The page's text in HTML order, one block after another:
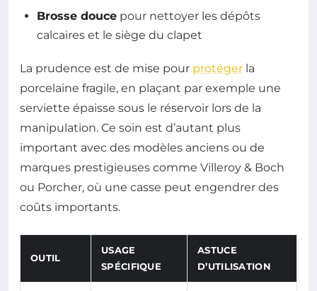
Brosse douce pour nettoyer les dépôts
calcaires et le siège du clapet
La prudence est de mise pour protéger la
porcelaine fragile, en plaçant par exemple une
serviette épaisse sous le réservoir lors de la
manipulation. Ce soin est d’autant plus
important avec des modèles anciens ou de
marques prestigieuses comme Villeroy & Boch
ou Porcher, où une casse peut engendrer des
coûts importants.
OUTIL
USAGE
SPÉCIFIQUE
ASTUCE
D’UTILISATION